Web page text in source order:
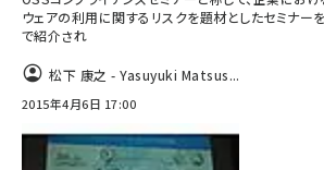
abc123 (1358)
ai crunch (1353)
ウェアの利用に関するリスクを題材としたセミナー
で紹介され
松下 康之 - Yasuyuki Matsus...
2015年4月6日 17:00